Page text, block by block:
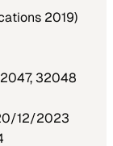
2019)
32048
12/2023